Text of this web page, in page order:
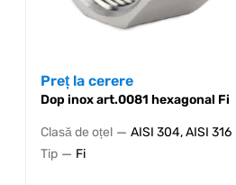
Preț la cerere
Dop inox art.0081 hexagonal Fi
Clasă de oțel — AISI 304, AISI 316
Tip — Fi